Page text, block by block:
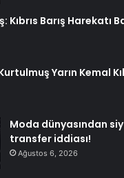
Kıbrıs Barış Harekatı
Yarın Kemal
Moda dünyasından
transfer iddiası!
Ağustos 6, 2026